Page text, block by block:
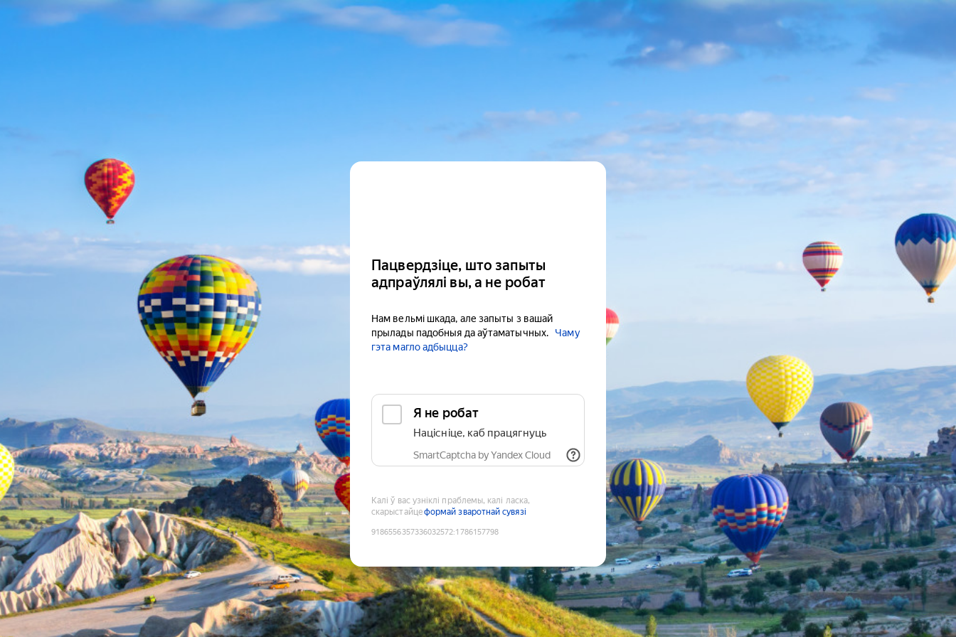
Пацвердзіце, што запыты
адпраўлялі вы, а не робат
Нам вельмі шкада, але запыты з вашай
прылады падобныя да аўтаматычных.
Чаму
гэта магло адбыцца?
Я не робат
Націсніце, каб працягнуць
SmartCaptcha by Yandex Cloud
Калі ў вас узніклі праблемы, калі ласка,
скарыстайцеформай зваротнай сувязі
9186556357336032572:1786157798